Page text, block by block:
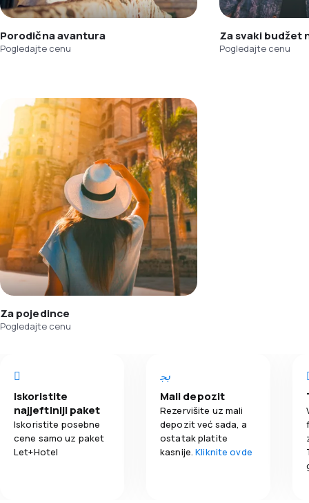
Porodična avantura
Pogledajte cenu
Za svaki budžet
Pogledajte cenu
Za pojedince
Pogledajte cenu
Iskoristite
najjeftiniji paket
Iskoristite posebne
cene samo uz paket
Let+Hotel
Mali depozit
Rezervišite uz mali
depozit već sada, a
ostatak platite
kasnije.Kliknite ovde